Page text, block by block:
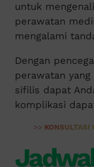
untuk
perawatan
mengalami
Dengan
perawatan
sifilis dapat
komplikasi
>> KONSULTASI